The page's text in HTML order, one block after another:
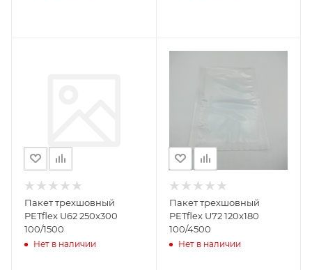
Пакет трехшовный
PETflex U62 250x300
100/1500
Нет в наличии
Пакет трехшовный
PETflex U72 120x180
100/4500
Нет в наличии